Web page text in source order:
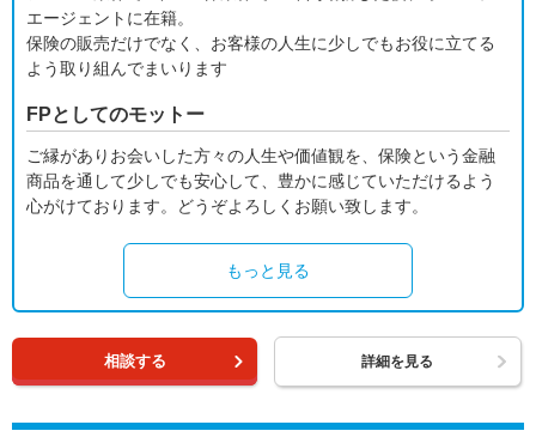
エージェントに在籍。
保険の販売だけでなく、お客様の人生に少しでもお役に立てる
よう取り組んでまいります
FPとしてのモットー
ご縁がありお会いした方々の人生や価値観を、保険という金融
商品を通して少しでも安心して、豊かに感じていただけるよう
心がけております。どうぞよろしくお願い致します。
もっと見る
相談する 詳細を見る